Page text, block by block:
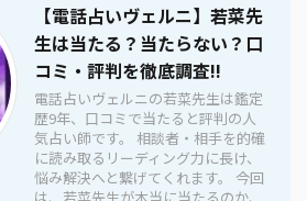
【電話占いヴェルニ】若菜先
生は当たる？当たらない？口
コミ・評判を徹底調査!!
電話占いヴェルニの若菜先生は鑑定
歴9年、口コミで当たると評判の人
気占い師です。 相談者・相手を的確
に読み取るリーディング力に長け、
悩み解決へと繋げてくれます。 今回